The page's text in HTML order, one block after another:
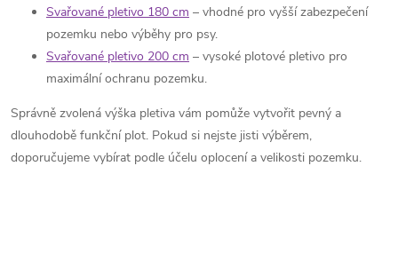
Svařované pletivo 180 cm – vhodné pro vyšší zabezpečení
pozemku nebo výběhy pro psy.
Svařované pletivo 200 cm – vysoké plotové pletivo pro
maximální ochranu pozemku.
Správně zvolená výška pletiva vám pomůže vytvořit pevný a
dlouhodobě funkční plot. Pokud si nejste jisti výběrem,
doporučujeme vybírat podle účelu oplocení a velikosti pozemku.